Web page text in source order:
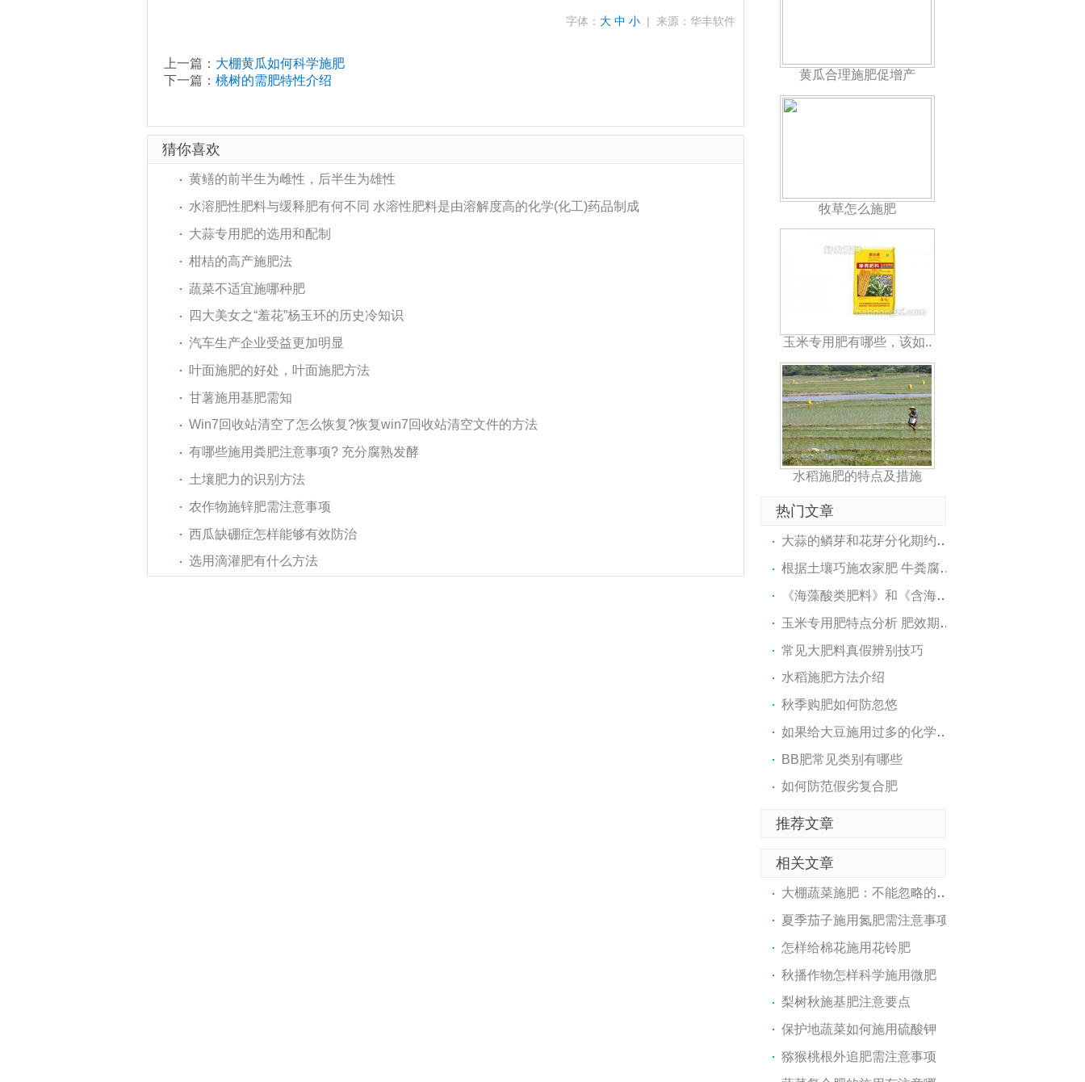
字体： 大 中 小 | 来源：华丰软件
上一篇： 大棚黄瓜如何科学施肥
下一篇： 桃树的需肥特性介绍
猜你喜欢
黄鳝的前半生为雌性，后半生为雄性
水溶肥性肥料与缓释肥有何不同 水溶性肥料是由溶解度高的化学(化工)药品制成
大蒜专用肥的选用和配制
柑桔的高产施肥法
蔬菜不适宜施哪种肥
四大美女之“羞花”杨玉环的历史冷知识
汽车生产企业受益更加明显
叶面施肥的好处，叶面施肥方法
甘薯施用基肥需知
Win7回收站清空了怎么恢复?恢复win7回收站清空文件的方法
有哪些施用粪肥注意事项? 充分腐熟发酵
土壤肥力的识别方法
农作物施锌肥需注意事项
西瓜缺硼症怎样能够有效防治
选用滴灌肥有什么方法
黄瓜合理施肥促增产
牧草怎么施肥
玉米专用肥有哪些，该如..
水稻施肥的特点及措施
热门文章
大蒜的鳞芽和花芽分化期约10天
根据土壤巧施农家肥 牛粪腐熟..
《海藻酸类肥料》和《含海藻..
玉米专用肥特点分析 肥效期可..
常见大肥料真假辨别技巧
水稻施肥方法介绍
秋季购肥如何防忽悠
如果给大豆施用过多的化学氮..
BB肥常见类别有哪些
如何防范假劣复合肥
推荐文章
相关文章
大棚蔬菜施肥：不能忽略的五..
夏季茄子施用氮肥需注意事项
怎样给棉花施用花铃肥
秋播作物怎样科学施用微肥
梨树秋施基肥注意要点
保护地蔬菜如何施用硫酸钾
猕猴桃根外追肥需注意事项